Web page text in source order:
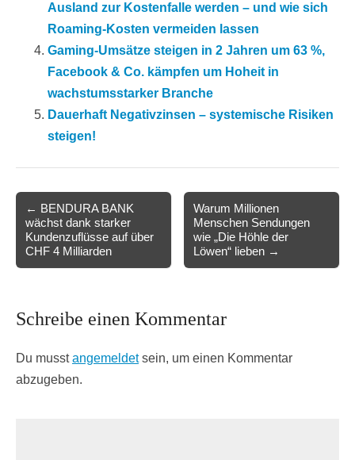
Ausland zur Kostenfalle werden – und wie sich
Roaming-Kosten vermeiden lassen
Gaming-Umsätze steigen in 2 Jahren um 63 %,
Facebook & Co. kämpfen um Hoheit in
wachstumsstarker Branche
Dauerhaft Negativzinsen – systemische Risiken
steigen!
navigation
← BENDURA BANK
wächst dank starker
Kundenzuflüsse auf über
CHF 4 Milliarden
Warum Millionen
Menschen Sendungen
wie „Die Höhle der
Löwen“ lieben →
Schreibe einen Kommentar
Du musstangemeldetsein, um einen Kommentar
abzugeben.